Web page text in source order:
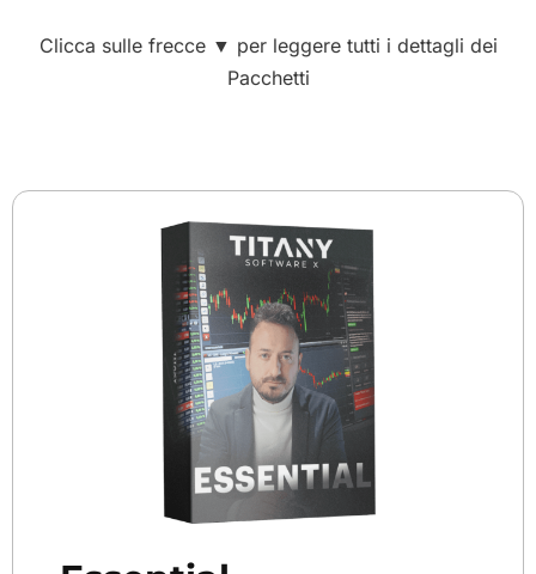
Clicca sulle frecce ▼ per leggere tutti i dettagli dei
Pacchetti